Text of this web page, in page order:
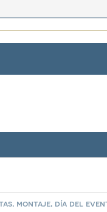
montaje, día del